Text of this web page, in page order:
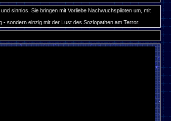
sinnlos. Sie bringen mit Vorliebe Nachwuchspiloten um, mit
sondern einzig mit der Lust des Soziopathen am Terror.